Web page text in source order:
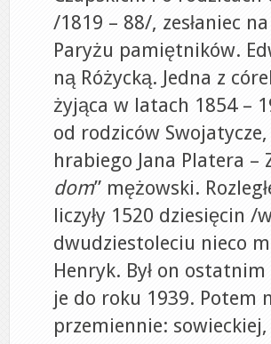
/1819 – 88/, zesłaniec
Paryżu pamiętników.
ną Różycką. Jedna z
żyjąca w latach 1854 –
od rodziców
hrabiego Jana Platera –
dom” mężowski.
liczyły 1520 dziesięcin
dwudziestoleciu nieco
Henryk. Był on
je do roku 1939. Potem
przemiennie: